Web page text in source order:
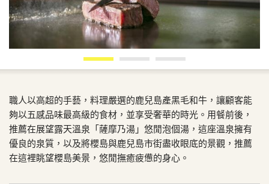
職人以高超的手藝，料理嚴選的鹿兒島產黑毛和牛，讓顧客能
夠以五感品味最高級的食材，並享受奢華的時光。用餐前後，
推薦在展望露天溫泉「薩摩乃湯」悠閒泡個湯，這座溫泉擁有
優良的泉質，以及將櫻島與鹿兒島市街盡收眼底的景觀，推薦
在這裡眺望櫻島美景，悠閒撫癒疲憊的身心。